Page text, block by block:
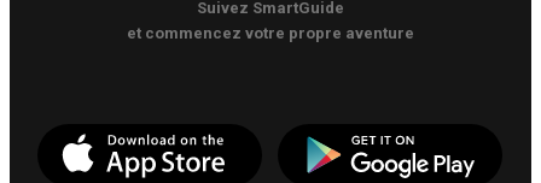
Suivez SmartGuide
et commencez votre propre aventure